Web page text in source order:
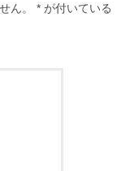
ん。 * が付いている